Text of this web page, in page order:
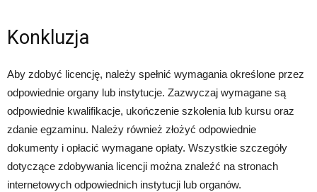
Konkluzja
Aby zdobyć licencję, należy spełnić wymagania określone przez
odpowiednie organy lub instytucje. Zazwyczaj wymagane są
odpowiednie kwalifikacje, ukończenie szkolenia lub kursu oraz
zdanie egzaminu. Należy również złożyć odpowiednie
dokumenty i opłacić wymagane opłaty. Wszystkie szczegóły
dotyczące zdobywania licencji można znaleźć na stronach
internetowych odpowiednich instytucji lub organów.